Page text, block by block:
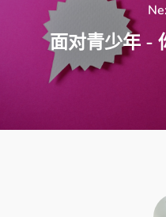
面对青少年 -